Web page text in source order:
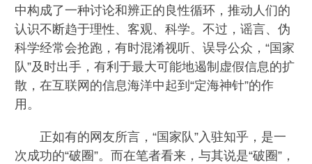
中构成了一种讨论和辨正的良性循环，推动人们的
认识不断趋于理性、客观、科学。不过，谣言、伪
科学经常会抢跑，有时混淆视听、误导公众，“国家
队”及时出手，有利于最大可能地遏制虚假信息的扩
散，在互联网的信息海洋中起到“定海神针”的作
用。
正如有的网友所言，“国家队”入驻知乎，是一
次成功的“破圈”。而在笔者看来，与其说是“破圈”，